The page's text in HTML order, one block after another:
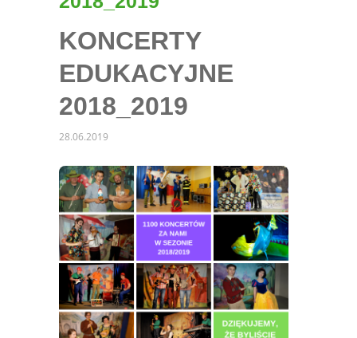
KONCERTY
EDUKACYJNE
2018_2019
28.06.2019